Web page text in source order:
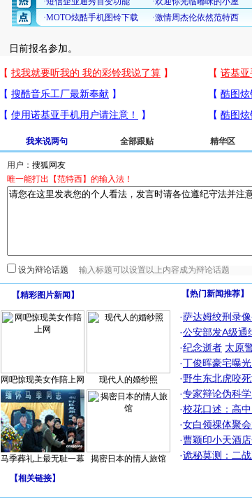
日前报名参加。
我来说两句 全部跟贴 精华区
用户：
唯一能打出【范特西】的输入法！
设为辩论话题
【精彩图片新闻 】
网吧惊现美女作陪上网 现代人的婚纱照
马季葬礼上最无耻一幕 揭密日本的情人旅馆
【热门新闻推荐】
·萨达姆绞刑录
·公安部发A级通
·纪念逝者 太原
·丁俊晖豪宅曝
·野生东北虎咬
·专家辩论伪科
·校花口述：高
·女白领祼体聚
·曹颖印小天酒
·诡秘莫测：二
【相关链接】